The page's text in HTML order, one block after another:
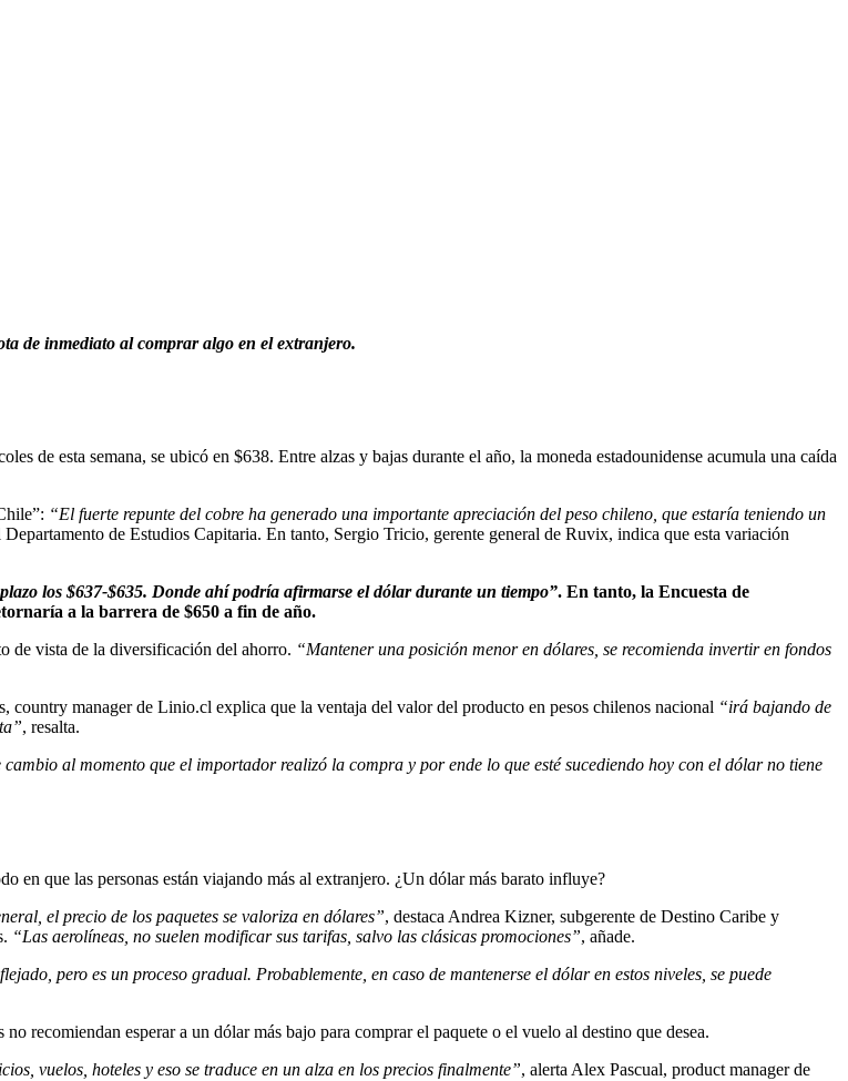
de inmediato al comprar algo en el extranjero.
de esta semana, se ubicó en $638. Entre alzas y bajas durante el año, la moneda estadounidense acumula una caída
“El fuerte repunte del cobre ha generado una importante apreciación del peso chileno, que estaría teniendo un
de Estudios Capitaria. En tanto, Sergio Tricio, gerente general de Ruvix, indica que esta variación
los $637-$635. Donde ahí podría afirmarse el dólar durante un tiempo”. En tanto, la Encuesta de
a la barrera de $650 a fin de año.
de vista de la diversificación del ahorro. “Mantener una posición menor en dólares, se recomienda invertir en fondos
manager de Linio.cl explica que la ventaja del valor del producto en pesos chilenos nacional “irá bajando de
, resalta.
al momento que el importador realizó la compra y por ende lo que esté sucediendo hoy con el dólar no tiene
en que las personas están viajando más al extranjero. ¿Un dólar más barato influye?
el precio de los paquetes se valoriza en dólares”, destaca Andrea Kizner, subgerente de Destino Caribe y
“Las aerolíneas, no suelen modificar sus tarifas, salvo las clásicas promociones”, añade.
pero es un proceso gradual. Probablemente, en caso de mantenerse el dólar en estos niveles, se puede
recomiendan esperar a un dólar más bajo para comprar el paquete o el vuelo al destino que desea.
vuelos, hoteles y eso se traduce en un alza en los precios finalmente”, alerta Alex Pascual, product manager de